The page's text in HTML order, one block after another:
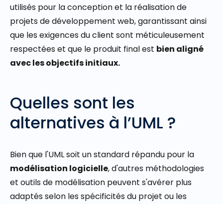
utilisés pour la conception et la réalisation de
projets de développement web, garantissant ainsi
que les exigences du client sont méticuleusement
respectées et que le produit final est bien aligné
avec les objectifs initiaux.
Quelles sont les
alternatives à l’UML ?
Bien que l'UML soit un standard répandu pour la
modélisation logicielle, d'autres méthodologies
et outils de modélisation peuvent s'avérer plus
adaptés selon les spécificités du projet ou les